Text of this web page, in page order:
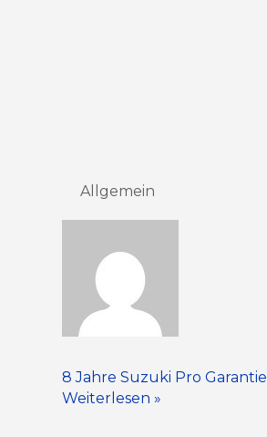
Allgemein
8 Jahre Suzuki Pro Garantie
Weiterlesen »